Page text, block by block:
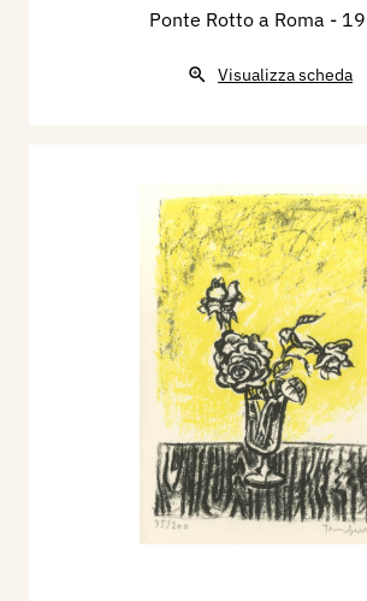
Ponte Rotto a Roma -
Visualizza scheda